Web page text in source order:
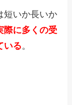
短いか長いか
際に多くの受
いる。